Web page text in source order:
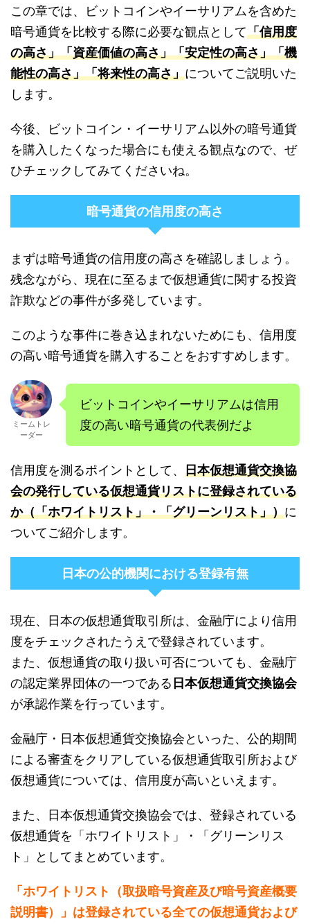
この章では、ビットコインやイーサリアムを含めた
暗号通貨を比較する際に必要な観点として「信用度
の高さ」「資産価値の高さ」「安定性の高さ」「機
能性の高さ」「将来性の高さ」についてご説明いた
します。
今後、ビットコイン・イーサリアム以外の暗号通貨
を購入したくなった場合にも使える観点なので、ぜ
ひチェックしてみてくださいね。
暗号通貨の信用度の高さ
まずは暗号通貨の信用度の高さを確認しましょう。
残念ながら、現在に至るまで仮想通貨に関する投資
詐欺などの事件が多発しています。
このような事件に巻き込まれないためにも、信用度
の高い暗号通貨を購入することをおすすめします。
ミームトレ
ーダー
ビットコインやイーサリアムは信用
度の高い暗号通貨の代表例だよ
信用度を測るポイントとして、 日本仮想通貨交換協
会の発行している仮想通貨リストに登録されている
か（「ホワイトリスト」・「グリーンリスト」）に
ついてご紹介します。
日本の公的機関における登録有無
現在、日本の仮想通貨取引所は、金融庁により信用
度をチェックされたうえで登録されています。
また、仮想通貨の取り扱い可否についても、金融庁
の認定業界団体の一つである 日本仮想通貨交換協会
が承認作業を行っています。
金融庁・日本仮想通貨交換協会といった、公的期間
による審査をクリアしている仮想通貨取引所および
仮想通貨については、信用度が高いといえます。
また、日本仮想通貨交換協会では、登録されている
仮想通貨を「ホワイトリスト」・「グリーンリス
ト」としてまとめています。
「ホワイトリスト（取扱暗号資産及び暗号資産概要
説明書）」は登録されている全ての仮想通貨および